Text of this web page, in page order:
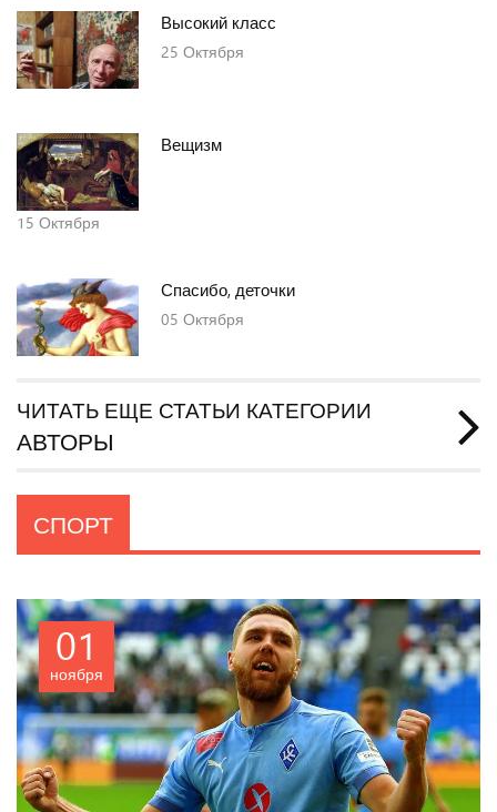
Высокий класс
25 Октября
Вещизм
15 Октября
Спасибо, деточки
05 Октября
ЧИТАТЬ ЕЩЕ СТАТЬИ КАТЕГОРИИ
АВТОРЫ
СПОРТ
01
ноября